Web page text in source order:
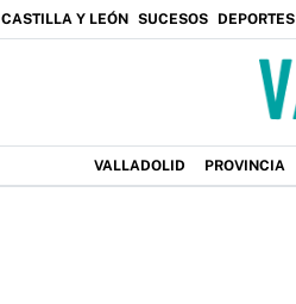
CASTILLA Y LEÓN SUCESOS DEPORTES
VALLADOLID PROVINCIA